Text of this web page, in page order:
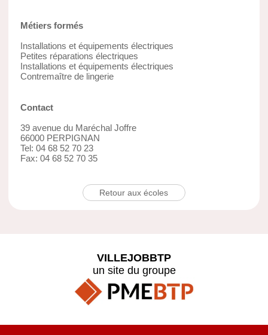
Métiers formés
Installations et équipements électriques
Petites réparations électriques
Installations et équipements électriques
Contremaître de lingerie
Contact
39 avenue du Maréchal Joffre
66000 PERPIGNAN
Tel: 04 68 52 70 23
Fax: 04 68 52 70 35
Retour aux écoles
VILLEJOBBTP
un site du groupe